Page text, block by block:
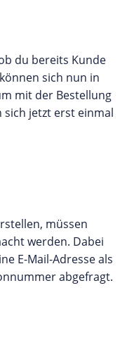
du bereits Kunde
sich nun in
mit der Bestellung
jetzt erst einmal
müssen
werden. Dabei
E-Mail-Adresse als
abgefragt.